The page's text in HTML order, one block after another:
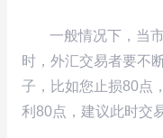
一般情况下，当
时，外汇交易者要不
子，比如您止损80点
利80点，建议此时交